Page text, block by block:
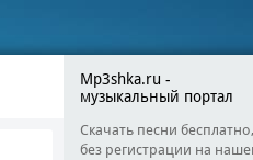
Mp3shka.ru -
музыкальный портал
Скачать песни бесплатно,
без регистрации на